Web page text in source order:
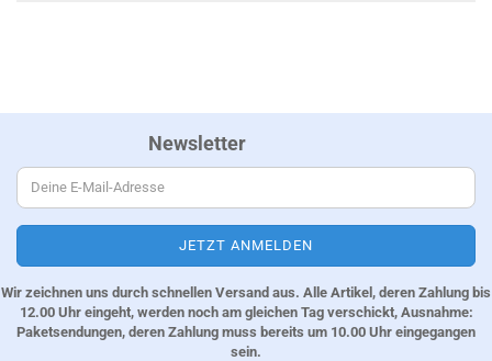
Newsletter
Wir zeichnen uns durch schnellen Versand aus. Alle Artikel, deren Zahlung bis
12.00 Uhr eingeht, werden noch am gleichen Tag verschickt, Ausnahme:
Paketsendungen, deren Zahlung muss bereits um 10.00 Uhr eingegangen
sein.